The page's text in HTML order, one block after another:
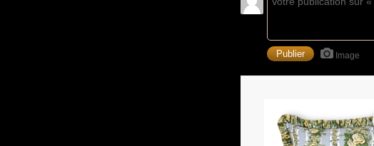
Image